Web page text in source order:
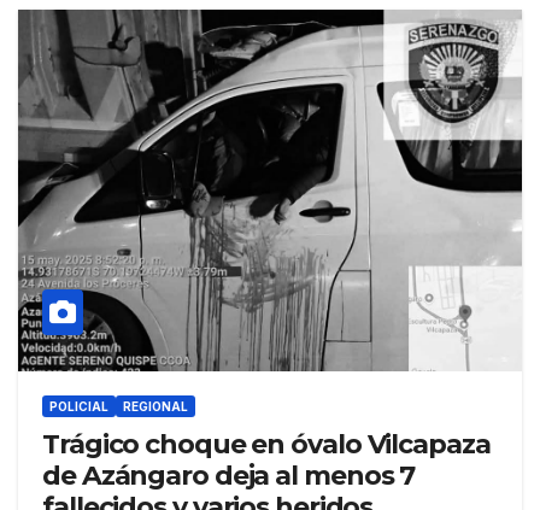
POLICIAL REGIONAL
Trágico choque en óvalo Vilcapaza
de Azángaro deja al menos 7